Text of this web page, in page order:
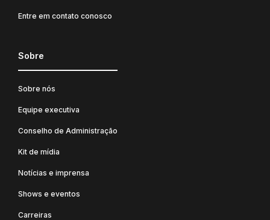
Entre em contato conosco
Sobre
Sobre nós
Equipe executiva
Conselho de Administração
Kit de mídia
Notícias e imprensa
Shows e eventos
Carreiras